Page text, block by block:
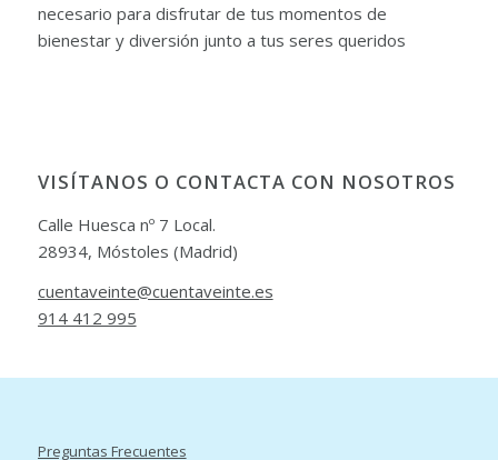
necesario para disfrutar de tus momentos de
bienestar y diversión junto a tus seres queridos
VISÍTANOS O CONTACTA CON NOSOTROS
Calle Huesca nº 7 Local.
28934, Móstoles (Madrid)
cuentaveinte@cuentaveinte.es
914 412 995
Preguntas Frecuentes